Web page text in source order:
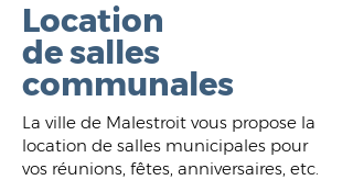
Location
de salles
communales
La ville de Malestroit vous propose la
location de salles municipales pour
vos réunions, fêtes, anniversaires, etc.